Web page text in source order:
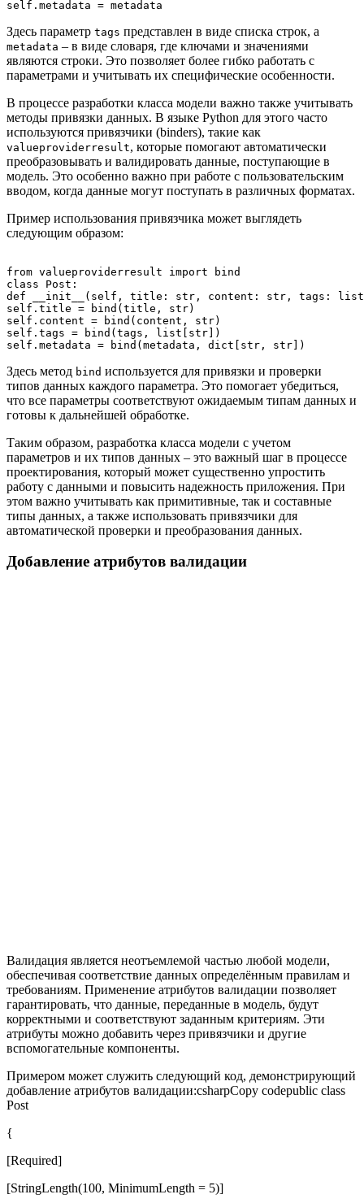
Здесь параметр tags представлен в виде списка строк, а
metadata – в виде словаря, где ключами и значениями
являются строки. Это позволяет более гибко работать с
параметрами и учитывать их специфические особенности.
В процессе разработки класса модели важно также учитывать
методы привязки данных. В языке Python для этого часто
используются привязчики (binders), такие как
valueproviderresult, которые помогают автоматически
преобразовывать и валидировать данные, поступающие в
модель. Это особенно важно при работе с пользовательским
вводом, когда данные могут поступать в различных форматах.
Пример использования привязчика может выглядеть
следующим образом:
from valueproviderresult import bind
class Post:
def __init__(self, title: str, content: str, tags:
self.title = bind(title, str)
self.content = bind(content, str)
self.tags = bind(tags, list[str])
Здесь метод bind используется для привязки и проверки
типов данных каждого параметра. Это помогает убедиться,
что все параметры соответствуют ожидаемым типам данных и
готовы к дальнейшей обработке.
Таким образом, разработка класса модели с учетом
параметров и их типов данных – это важный шаг в процессе
проектирования, который может существенно упростить
работу с данными и повысить надежность приложения. При
этом важно учитывать как примитивные, так и составные
типы данных, а также использовать привязчики для
автоматической проверки и преобразования данных.
Добавление атрибутов валидации
Валидация является неотъемлемой частью любой модели,
обеспечивая соответствие данных определённым правилам и
требованиям. Применение атрибутов валидации позволяет
гарантировать, что данные, переданные в модель, будут
корректными и соответствуют заданным критериям. Эти
атрибуты можно добавить через привязчики и другие
вспомогательные компоненты.
Примером может служить следующий код, демонстрирующий
добавление атрибутов валидации:csharpCopy codepublic class
Post
{
[Required]
[StringLength(100, MinimumLength = 5)]